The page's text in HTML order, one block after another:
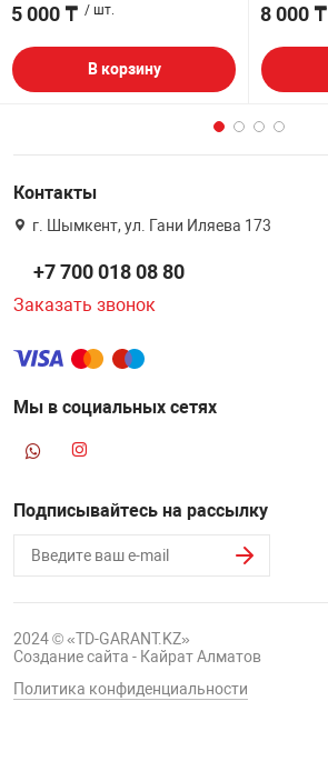
5 000 ₸ / шт.
В корзину
8 000 ₸
Контакты
г. Шымкент, ул. Гани Иляева 173
+7 700 018 08 80
Заказать звонок
Мы в социальных сетях
Подписывайтесь на рассылку
2024 © «TD-GARANT.KZ»
Создание сайта - Кайрат Алматов
Политика конфиденциальности